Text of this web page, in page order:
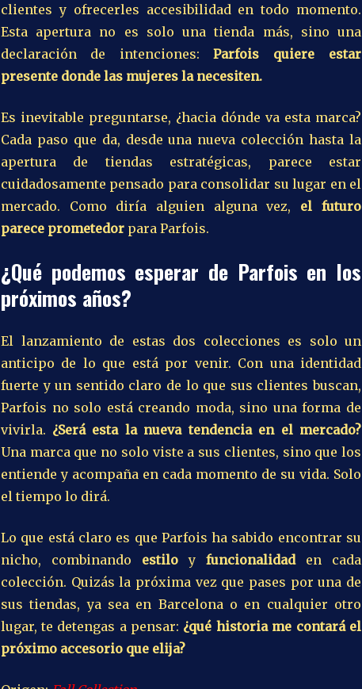
clientes y ofrecerles accesibilidad en todo momento.
Esta apertura no es solo una tienda más, sino una
declaración de intenciones: Parfois quiere estar
presente donde las mujeres la necesiten.
Es inevitable preguntarse, ¿hacia dónde va esta marca?
Cada paso que da, desde una nueva colección hasta la
apertura de tiendas estratégicas, parece estar
cuidadosamente pensado para consolidar su lugar en el
mercado. Como diría alguien alguna vez, el futuro
parece prometedor para Parfois.
¿Qué podemos esperar de Parfois en los
próximos años?
El lanzamiento de estas dos colecciones es solo un
anticipo de lo que está por venir. Con una identidad
fuerte y un sentido claro de lo que sus clientes buscan,
Parfois no solo está creando moda, sino una forma de
vivirla. ¿Será esta la nueva tendencia en el mercado?
Una marca que no solo viste a sus clientes, sino que los
entiende y acompaña en cada momento de su vida. Solo
el tiempo lo dirá.
Lo que está claro es que Parfois ha sabido encontrar su
nicho, combinando estilo y funcionalidaden cada
colección. Quizás la próxima vez que pases por una de
sus tiendas, ya sea en Barcelona o en cualquier otro
lugar, te detengas a pensar: ¿qué historia me contará el
próximo accesorio que elija?